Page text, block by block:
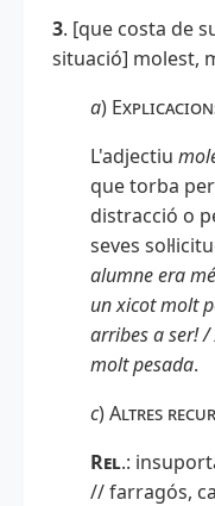
3. [que costa de
situació] molest,
a)
L'adjectiu
que torba
distracció o
seves
alumne era
un xicot molt
arribes a ser!
molt pesada.
c)Altres
Rel.:
// farragós,